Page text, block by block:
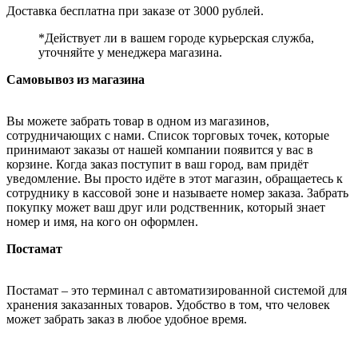
Доставка бесплатна при заказе от 3000 рублей.
*Действует ли в вашем городе курьерская служба,
уточняйте у менеджера магазина.
Самовывоз из магазина
Вы можете забрать товар в одном из магазинов,
сотрудничающих с нами. Список торговых точек, которые
принимают заказы от нашей компании появится у вас в
корзине. Когда заказ поступит в ваш город, вам придёт
уведомление. Вы просто идёте в этот магазин, обращаетесь к
сотруднику в кассовой зоне и называете номер заказа. Забрать
покупку может ваш друг или родственник, который знает
номер и имя, на кого он оформлен.
Постамат
Постамат – это терминал с автоматизированной системой для
хранения заказанных товаров. Удобство в том, что человек
может забрать заказ в любое удобное время.